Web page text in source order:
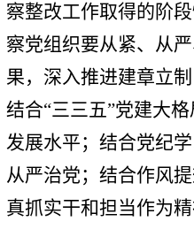
察整改工作取得的阶
察党组织要从紧、从
果，深入推进建章立
结合“三三五”党建大
发展水平；结合党纪
从严治党；结合作风
真抓实干和担当作为